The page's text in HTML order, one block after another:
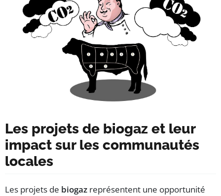
Les projets de biogaz et leur
impact sur les communautés
locales
Les projets de biogaz représentent une opportunité